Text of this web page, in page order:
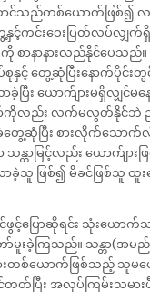
သည်တစ်ယောက်ဖြစ်၍
ကင်းဝေးပြတ်လပ်လျှက်ရှိ
ာနာနားလည်နိုင်ပေသည်။
င့် တွေ့ဆုံပြီးနောက်ပိုင်းတွင်
ခဲ့ပြီး ယောက်ျားမရှိလျှ
ော်ကိုလည်း လက်မလွတ်နိုင်ဘဲ
ေ့ဆုံပြီး စားလိုက်သောက်
န္တာမြင့်လည်း ယောက်ျား
ဖြစ်၍ မိခင်ဖြစ်သူ ထူး
ပြောဆိုရင်း သုံးယောက်
းခဲ့ကြသည်။ သန္တာ(အမည်ရ
းတစ်ယောက်ဖြစ်သည့် သူမယ
တတ်ပြီး အလုပ်ကြမ်းသမားပီ